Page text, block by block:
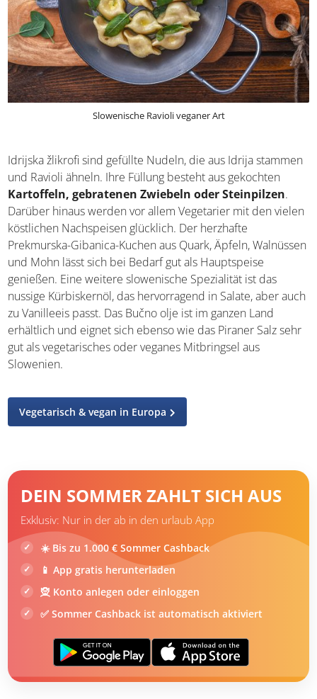
Slowenische Ravioli veganer Art
Idrijska žlikrofi sind gefüllte Nudeln, die aus Idrija
stammen und Ravioli ähneln. Ihre Füllung besteht aus
gekochtenKartoffeln, gebratenen Zwiebeln oder
Steinpilzen. Darüber hinaus werden vor allem
Vegetarier mit den vielen köstlichen Nachspeisen
glücklich. Der herzhafte Prekmurska-Gibanica-Kuchen aus
Quark, Äpfeln, Walnüssen und Mohn lässt sich bei Bedarf
gut als Hauptspeise genießen. Eine weitere slowenische
Spezialität ist das nussige Kürbiskernöl, das hervorragend
in Salate, aber auch zu Vanilleeis passt. Das Bučno olje ist
Piraner Salz sehr gut als vegetarisches oder veganes
Mitbringsel aus Slowenien.
Vegetarisch & vegan in Europa
DEIN SOMMER ZAHLT SICH AUS
Exklusiv: Nur in der ab in den urlaub App
🧝 Konto anlegen oder einloggen
✅ Sommer Cashback ist automatisch aktiviert